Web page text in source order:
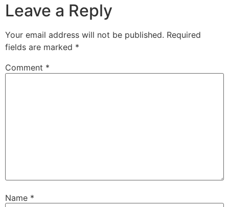
Leave a Reply
Your email address will not be published. Required
fields are marked *
Comment *
Name *